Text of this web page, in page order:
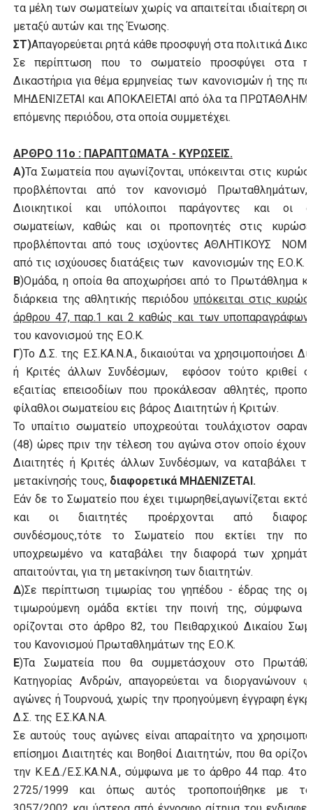
τα μέλη των σωματείων χωρίς να απαιτείται ιδιαίτερη
μεταξύ αυτών και της Ένωσης.
ΣΤ)Απαγορεύεται ρητά κάθε προσφυγή στα πολιτικά
Σε περίπτωση που το σωματείο προσφύγει στα
Δικαστήρια για θέμα ερμηνείας των κανονισμών ή της
ΜΗΔΕΝΙΖΕΤΑΙ και ΑΠΟΚΛΕΙΕΤΑΙ από όλα τα
επόμενης περιόδου, στα οποία συμμετέχει.
ΑΡΘΡΟ 11ο : ΠΑΡΑΠΤΩΜΑΤΑ - ΚΥΡΩΣΕΙΣ.
Α)Τα Σωματεία που αγωνίζονται, υπόκεινται στις
προβλέπονται από τον κανονισμό
Διοικητικοί και υπόλοιποι παράγοντες και οι
σωματείων, καθώς και οι προπονητές στις
προβλέπονται από τους ισχύοντες ΑΘΛΗΤΙΚΟΥΣ
από τις ισχύουσες διατάξεις των κανονισμών της Ε.Ο.Κ.
Β)Ομάδα, η οποία θα αποχωρήσει από το Πρωτάθλημα
διάρκεια της αθλητικής περιόδου υπόκειται στις
άρθρου 47, παρ.1 και 2 καθώς και των υποπαραγράφων
του κανονισμού της Ε.Ο.Κ.
Γ)Το Δ.Σ. της Ε.Σ.ΚΑ.Ν.Α., δικαιούται να χρησιμοποιήσει
ή Κριτές άλλων Συνδέσμων, εφόσον τούτο κριθεί
εξαιτίας επεισοδίων που προκάλεσαν αθλητές,
φίλαθλοι σωματείου εις βάρος Διαιτητών ή Κριτών.
Το υπαίτιο σωματείο υποχρεούται τουλάχιστον
(48) ώρες πριν την τέλεση του αγώνα στον οποίο έχουν
Διαιτητές ή Κριτές άλλων Συνδέσμων, να καταβάλει
μετακίνησής τους, διαφορετικά ΜΗΔΕΝΙΖΕΤΑΙ.
Εάν δε το Σωματείο που έχει τιμωρηθεί,αγωνίζεται
και οι διαιτητές προέρχονται από
συνδέσμους,τότε το Σωματείο που εκτίει την
υποχρεωμένο να καταβάλει την διαφορά των
απαιτούνται, για τη μετακίνηση των διαιτητών.
Δ)Σε περίπτωση τιμωρίας του γηπέδου - έδρας της
τιμωρούμενη ομάδα εκτίει την ποινή της, σύμφωνα
ορίζονται στο άρθρο 82, του Πειθαρχικού Δικαίου
του Κανονισμού Πρωταθλημάτων της Ε.Ο.Κ.
Ε)Τα Σωματεία που θα συμμετάσχουν στο
Κατηγορίας Ανδρών, απαγορεύεται να διοργανώνουν
αγώνες ή Τουρνουά, χωρίς την προηγούμενη έγγραφη
Δ.Σ. της Ε.Σ.ΚΑ.Ν.Α.
Σε αυτούς τους αγώνες είναι απαραίτητο να
επίσημοι Διαιτητές και Βοηθοί Διαιτητών, που θα
την Κ.Ε.Δ./Ε.Σ.ΚΑ.Ν.Α., σύμφωνα με το άρθρο 44 παρ.
2725/1999 και όπως αυτός τροποποιήθηκε με